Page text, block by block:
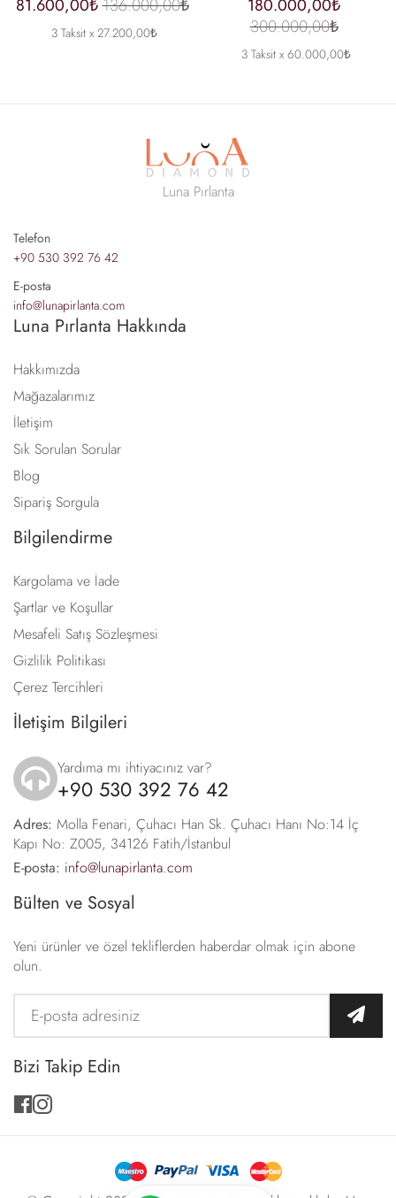
81.600,00₺136.000,00₺
3 Taksit x 27.200,00₺
180.000,00₺
300.000,00₺
3 Taksit x 60.000,00₺
Luna Pırlanta
Telefon
+90 530 392 76 42
E-posta
info@lunapirlanta.com
Luna Pırlanta Hakkında
Hakkımızda
Mağazalarımız
İletişim
Sık Sorulan Sorular
Blog
Sipariş Sorgula
Bilgilendirme
Kargolama ve İade
Şartlar ve Koşullar
Mesafeli Satış Sözleşmesi
Gizlilik Politikası
Çerez Tercihleri
İletişim Bilgileri
icon
Yardıma mı ihtiyacınız var?
+90 530 392 76 42
Adres: Molla Fenari, Çuhacı Han Sk. Çuhacı Hanı No:14 İç
Kapı No: Z005, 34126 Fatih/İstanbul
E-posta: info@lunapirlanta.com
Bülten ve Sosyal
Yeni ürünler ve özel tekliflerden haberdar olmak için abone
olun.
Bizi Takip Edin
facebook
instagram